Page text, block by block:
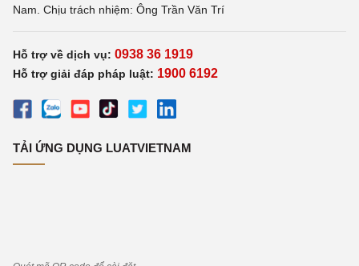
Nam. Chịu trách nhiệm: Ông Trần Văn Trí
Hỗ trợ về dịch vụ: 0938 36 1919
Hỗ trợ giải đáp pháp luật: 1900 6192
TẢI ỨNG DỤNG LUATVIETNAM